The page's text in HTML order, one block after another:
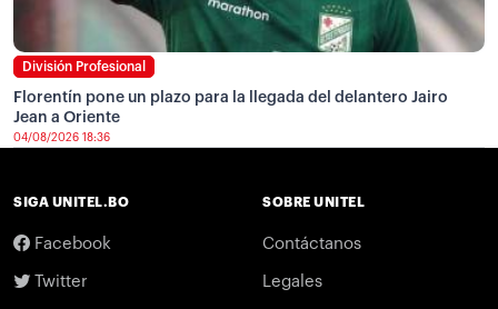
División Profesional
Florentín pone un plazo para la llegada del delantero Jairo
Jean a Oriente
04/08/2026 18:36
SIGA UNITEL.BO
Facebook
Twitter
SOBRE UNITEL
Contáctanos
Legales